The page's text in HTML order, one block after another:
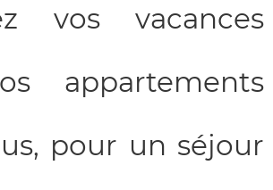
vos vacances
appartements
pour un séjour